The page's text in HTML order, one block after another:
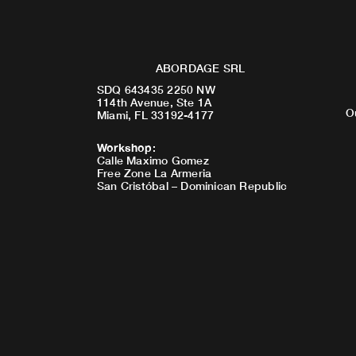
ABORDAGE SRL
SDQ 643435 2250 NW
114th Avenue, Ste 1A
Miami, FL 33192-4177
Workshop:
Calle Maximo Gomez
Free Zone La Armeria
San Cristóbal – Dominican Republic